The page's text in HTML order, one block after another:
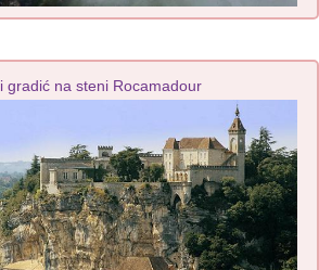
gradić na steni Rocamadour